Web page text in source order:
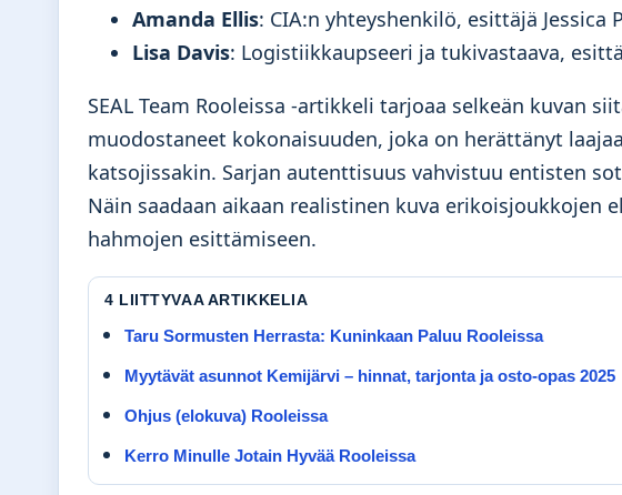
Amanda Ellis: CIA:n yhteyshenkilö, esittäjä Jessica
Lisa Davis: Logistiikkaupseeri ja tukivastaava,
SEAL Team Rooleissa -artikkeli tarjoaa selkeän kuvan
muodostaneet kokonaisuuden, joka on herättänyt
katsojissakin. Sarjan autenttisuus vahvistuu entisten
Näin saadaan aikaan realistinen kuva erikoisjoukkojen
hahmojen esittämiseen.
4 LIITTYVAA ARTIKKELIA
Taru Sormusten Herrasta: Kuninkaan Paluu Rooleissa
Myytävät asunnot Kemijärvi – hinnat, tarjonta ja osto-opas 2025
Ohjus (elokuva) Rooleissa
Kerro Minulle Jotain Hyvää Rooleissa